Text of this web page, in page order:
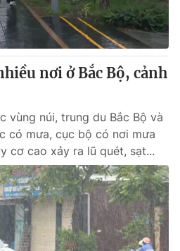
nơi ở Bắc Bộ, cảnh
vùng núi, trung du Bắc Bộ và
có mưa, cục bộ có nơi mưa
cơ cao xảy ra lũ quét, sạt...